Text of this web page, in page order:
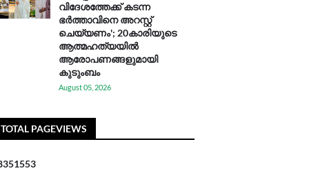
വിദേശത്തേക്ക് കടന്ന
ഭർത്താവിനെ അറസ്റ്റ്
ചെയ്യണം'; 20കാരിയുടെ
ആത്മഹത്യയിൽ
ആരോപണങ്ങളുമായി
കുടുംബം
August 05, 2026
TOTAL PAGEVIEWS
351553